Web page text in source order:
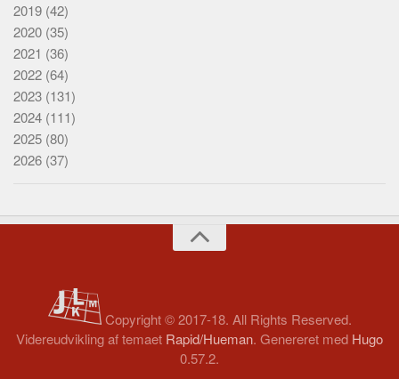
2019 (42)
2020 (35)
2021 (36)
2022 (64)
2023 (131)
2024 (111)
2025 (80)
2026 (37)
Copyright © 2017-18. All Rights Reserved.
Videreudvikling af temaet Rapid/Hueman. Genereret med Hugo
0.57.2.